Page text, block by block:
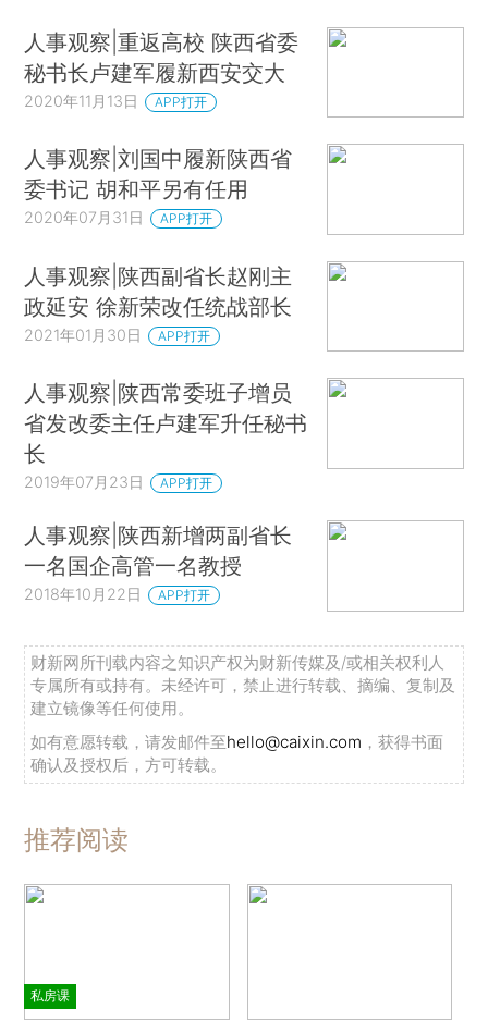
人事观察|重返高校 陕西省委
秘书长卢建军履新西安交大
2020年11月13日 APP打开
人事观察|刘国中履新陕西省
委书记 胡和平另有任用
2020年07月31日 APP打开
人事观察|陕西副省长赵刚主
政延安 徐新荣改任统战部长
2021年01月30日 APP打开
人事观察|陕西常委班子增员
省发改委主任卢建军升任秘书
长
2019年07月23日 APP打开
人事观察|陕西新增两副省长
一名国企高管一名教授
2018年10月22日 APP打开
财新网所刊载内容之知识产权为财新传媒及/或相关权利人
专属所有或持有。未经许可，禁止进行转载、摘编、复制及
建立镜像等任何使用。
如有意愿转载，请发邮件至hello@caixin.com ，获得书面
确认及授权后，方可转载。
推荐阅读
私房课